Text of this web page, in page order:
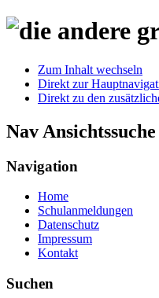
Zum Inhalt wechseln
Direkt zur
Direkt zu den
Nav Ansichtssuche
Navigation
Home
Schulanmeldungen
Datenschutz
Impressum
Kontakt
Suchen